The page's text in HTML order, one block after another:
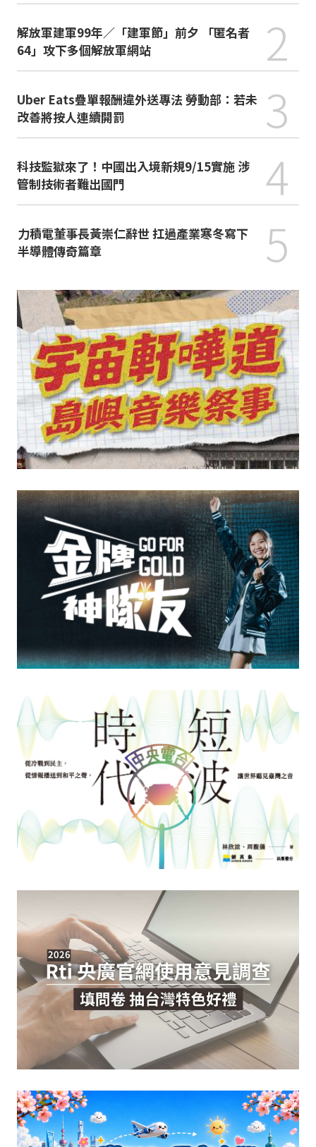
解放軍建軍99年／「建軍節」前夕 「匿名者
64」攻下多個解放軍網站
2
Uber Eats疊單報酬違外送專法 勞動部：若未
改善將按人連續開罰
3
科技監獄來了！中國出入境新規9/15實施 涉
管制技術者難出國門
4
力積電董事長黃崇仁辭世 扛過產業寒冬寫下
半導體傳奇篇章
5